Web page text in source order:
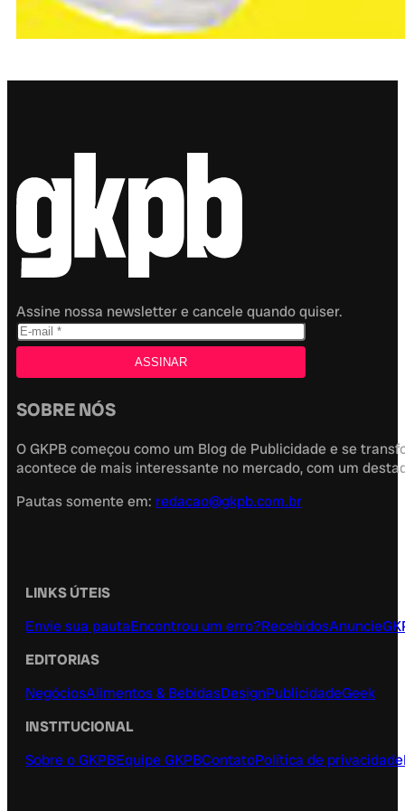
Assine nossa newsletter e cancele quando quiser.
SOBRE NÓS
O GKPB começou como um Blog de Publicidade e se
acontece de mais interessante no mercado, com um
Pautas somente em: redacao@gkpb.com.br
LINKS ÚTEIS
Envie sua pautaEncontrou um erro?RecebidosAnuncie
EDITORIAS
NegóciosAlimentos & BebidasDesignPublicidadeGeek
INSTITUCIONAL
Sobre o GKPBEquipe GKPBContatoPolítica de privacidade